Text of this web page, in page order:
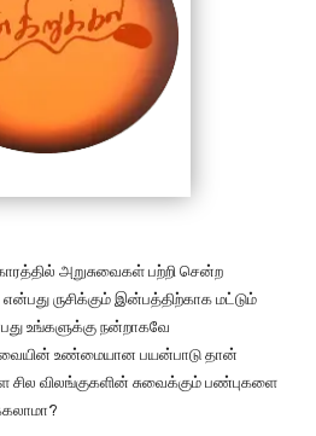
அறுசுவைகள் பற்றி சென்ற
என்பது ருசிக்கும் இன்பத்திற்காக மட்டும்
உங்களுக்கு நன்றாகவே
சுவையின் உண்மையான பயன்பாடு தான்
விலங்குகளின் சுவைக்கும் பண்புகளை